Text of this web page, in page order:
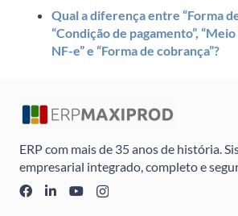
Qual a diferença entre “Forma
“Condição de pagamento”,
NF-e” e “Forma de cobrança”?
ERP com mais de 35 anos de história.
empresarial integrado, completo e